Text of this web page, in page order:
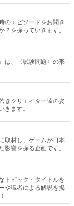
のエピソードをお聞き
を探っていきます。
は、〈試験問題〉の形
きクリエイター達の姿
ます。
取材し、ゲームが日本
響を探る企画です。
トピック・タイトルを
や識者による解説を掲